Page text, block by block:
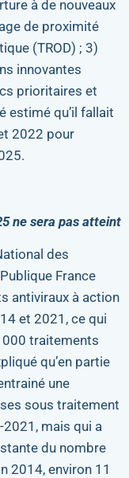
à de nouveaux
de proximité
(TROD) ; 3)
innovantes
prioritaires et
estimé qu’il fallait
2022 pour
ne sera pas atteint
des
France
antiviraux à action
et 2021, ce qui
000 traitements
qu’en partie
une
sous traitement
mais qui a
du nombre
2014, environ 11